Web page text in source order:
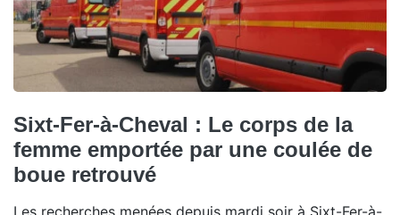
Sixt-Fer-à-Cheval : Le corps de la
femme emportée par une coulée de
boue retrouvé
Les recherches menées depuis mardi soir à Sixt-Fer-à-